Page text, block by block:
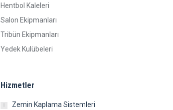
Hentbol Kaleleri
Salon Ekipmanları
Tribün Ekipmanları
Yedek Kulübeleri
Hizmetler
Zemin Kaplama Sistemleri